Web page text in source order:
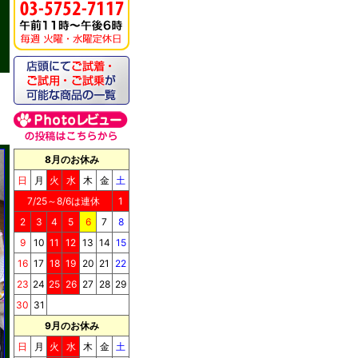
8月のお休み
日
月 火 水 木 金 土
7/25～8/6は連休
1
2
3 4 5 6 7
8
9
10 11 12 13 14 15
16 17 18 19 20 21
22
23 24 25 26 27 28 29
30 31
9月のお休み
日
月 火 水 木 金 土